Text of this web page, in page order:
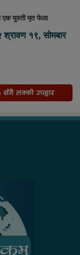
एक युवती मृत फेला
श्रावण १९, सोमबार